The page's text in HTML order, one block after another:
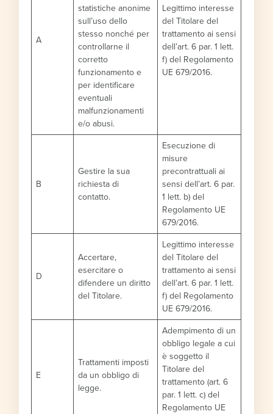
A
statistiche anonime
sull’uso dello
stesso nonché per
controllarne il
corretto
funzionamento e
per identificare
eventuali
malfunzionamenti
e/o abusi.
Legittimo interesse
del Titolare del
trattamento ai sensi
dell’art. 6 par. 1 lett.
f) del Regolamento
UE 679/2016.
B
Gestire la sua
richiesta di
contatto.
Esecuzione di
misure
precontrattuali ai
sensi dell’art. 6 par.
1 lett. b) del
Regolamento UE
679/2016.
D
Accertare,
esercitare o
difendere un diritto
del Titolare.
Legittimo interesse
del Titolare del
trattamento ai sensi
dell’art. 6 par. 1 lett.
f) del Regolamento
UE 679/2016.
E
Trattamenti imposti
da un obbligo di
legge.
Adempimento di un
obbligo legale a cui
è soggetto il
Titolare del
trattamento (art. 6
par. 1 lett. c) del
Regolamento UE